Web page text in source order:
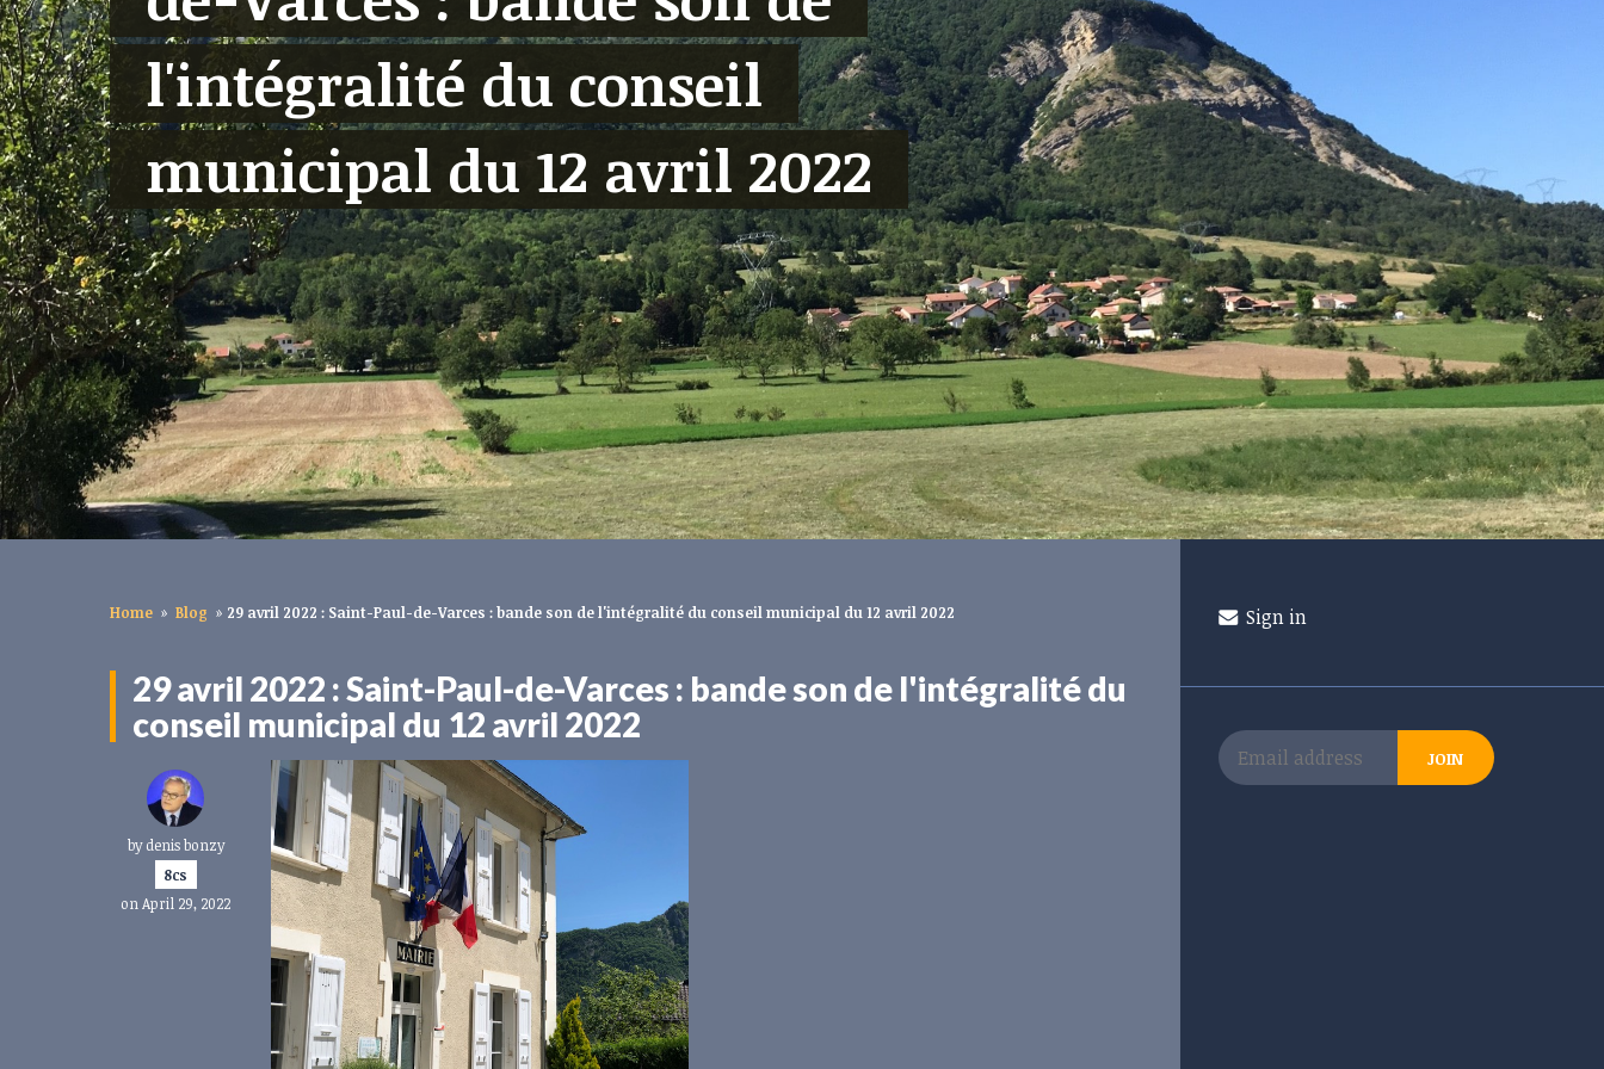
l'intégralité du conseil
municipal du 12 avril 2022
Home » Blog » 29 avril 2022 : Saint-Paul-de-Varces : bande son de l'intégralité du conseil municipal du 12 avril 2022
29 avril 2022 : Saint-Paul-de-Varces : bande son de l'intégralité du
conseil municipal du 12 avril 2022
bydenis bonzy
8cs
on April 29, 2022
Sign in